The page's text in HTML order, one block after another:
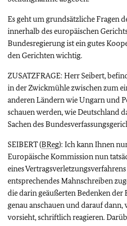
Es geht um grundsätzliche Fragen
innerhalb des europäischen
Bundesregierung ist ein gutes
den Gerichten wichtig.
ZUSATZFRAGE: Herr Seibert,
in der Zwickmühle zwischen zum
anderen Ländern wie Ungarn und
schauen werden, wie Deutschland
Sachen des
SEIBERT (BReg): Ich kann Ihnen
Europäische Kommission nun
eines
entsprechendes Mahnschreiben
die darin geäußerten Bedenken
genau anschauen und darauf dann,
vorsieht, schriftlich reagieren.